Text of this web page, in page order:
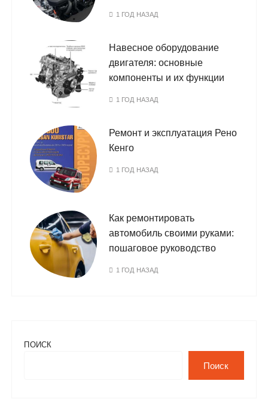
1 ГОД НАЗАД
Навесное оборудование
двигателя: основные
компоненты и их функции
1 ГОД НАЗАД
Ремонт и эксплуатация Рено
Кенго
1 ГОД НАЗАД
Как ремонтировать
автомобиль своими руками:
пошаговое руководство
1 ГОД НАЗАД
ПОИСК
Поиск